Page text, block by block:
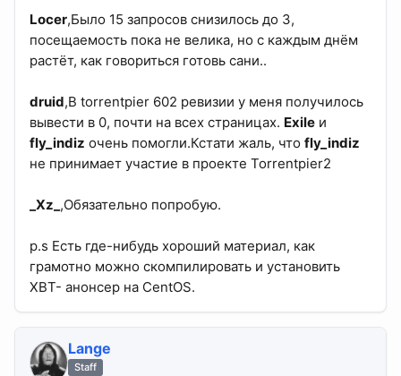
Locer,Было 15 запросов снизилось до 3,
посещаемость пока не велика, но с каждым днём
растёт, как говориться готовь сани..
druid,В torrentpier 602 ревизии у меня получилось
вывести в 0, почти на всех страницах. Exile и
fly_indiz очень помогли.Кстати жаль, что fly_indiz
не принимает участие в проекте Torrentpier2
_Xz_ ,Обязательно попробую.
p.s Есть где-нибудь хороший материал, как
грамотно можно скомпилировать и установить
XBT- анонсер на CentOS.
Lange
Staff